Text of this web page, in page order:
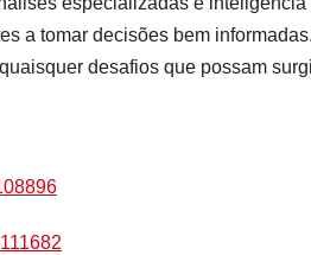
a tomar decisões bem informadas.
desafios que possam